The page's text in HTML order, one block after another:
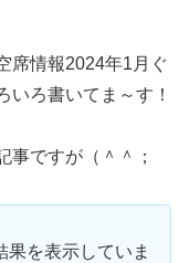
席情報2024年1月ぐ
いろ書いてま～す！
事ですが（＾＾；
果を表示していま